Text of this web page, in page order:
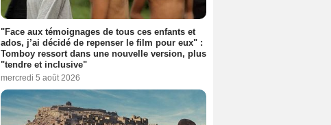
"Face aux témoignages de tous ces enfants et
ados, j’ai décidé de repenser le film pour eux" :
Tomboy ressort dans une nouvelle version, plus
"tendre et inclusive"
mercredi 5 août 2026